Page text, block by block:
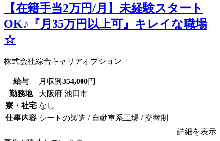
【在籍手当2万円/月】未経験スタート
OK♪『月35万円以上可』キレイな職場
☆
株式会社綜合キャリアオプション
給与 月収例 354,000円
勤務地
大阪府 池田市
寮・社宅 なし
仕事内容 シートの製造 / 自動車系工場 / 交替制
詳細を表示